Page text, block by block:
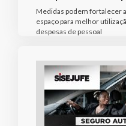
Medidas podem fortalecer
espaço para melhor
despesas de pessoal